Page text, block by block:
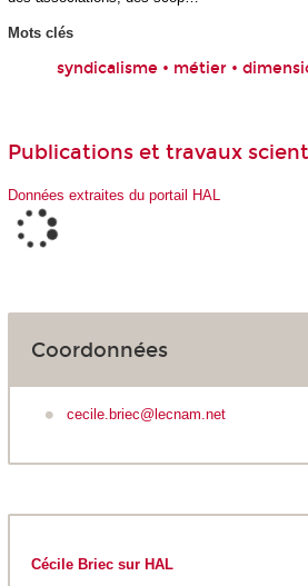
Mots clés
syndicalisme • métier •
Publications et travaux
Données extraites du portail HAL
Coordonnées
cecile.briec@lecnam.net
Cécile Briec sur HAL